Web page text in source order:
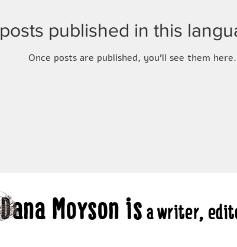
published in this
Once posts are published, you’ll see them here.
Dana Moyson is a writer,